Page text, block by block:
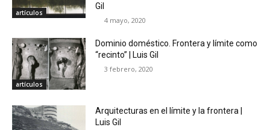
artículos
Gil
4 mayo, 2020
artículos
Dominio doméstico. Frontera y límite como
“recinto” | Luis Gil
3 febrero, 2020
Arquitecturas en el límite y la frontera |
Luis Gil